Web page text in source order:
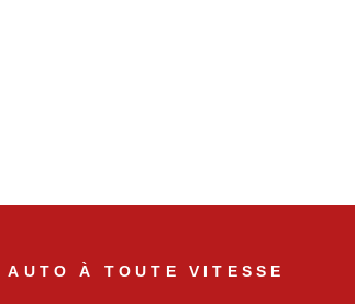
À TOUTE VITESSE